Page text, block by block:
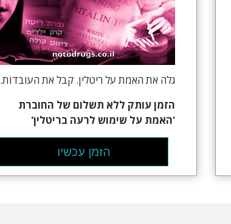
גלה את האמת על ריטלין. קבל את העובדות.
הזמן עותק ללא תשלום של החוברת
'האמת על שימוש לרעה בריטלין'
הזמן עכשיו